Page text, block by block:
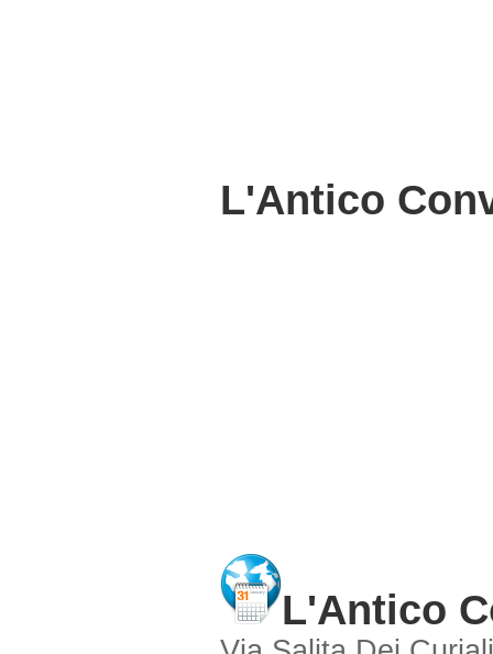
L'Antico
L'Antico